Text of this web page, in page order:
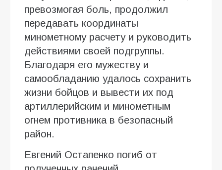
превозмогая боль, продолжил
передавать координаты
минометному расчету и руководить
действиями своей подгруппы.
Благодаря его мужеству и
самообладанию удалось сохранить
жизни бойцов и вывести их под
артиллерийским и минометным
огнем противника в безопасный
район.
Евгений Остапенко погиб от